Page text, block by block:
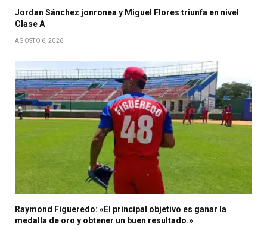
Jordan Sánchez jonronea y Miguel Flores triunfa en nivel
Clase A
AGOSTO 6, 2026
Raymond Figueredo: «El principal objetivo es ganar la
medalla de oro y obtener un buen resultado.»